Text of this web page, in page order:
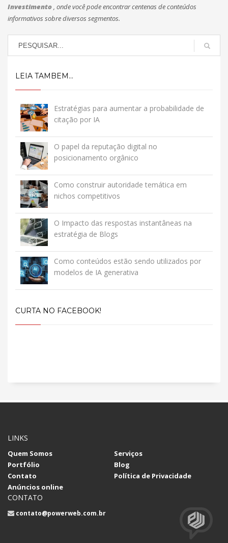
Investimento, onde você pode encontrar centenas de conteúdos
informativos sobre diversos segmentos.
LEIA TAMBEM...
Estratégias para aumentar a probabilidade de
citação por IA
O papel da reputação digital no
posicionamento orgânico
Como construir autoridade temática em
nichos competitivos
O Impacto das respostas instantâneas na
estratégia de Blogs
Como conteúdos estão sendo utilizados por
modelos de IA generativa
CURTA NO FACEBOOK!
LINKS
Quem Somos
Serviços
Portfólio
Blog
Contato
Política de Privacidade
Anúncios online
CONTATO
contato@powerweb.com.br